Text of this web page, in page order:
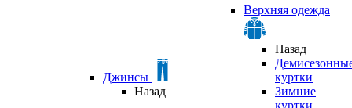
Джинсы
Назад
Верхняя одежда
Назад
куртки
Зимние
куртки